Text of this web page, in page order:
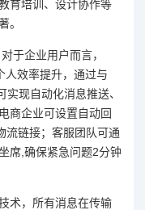
育培训、设计协作等
。
于企业用户而言，
人效率提升，通过与
现自动化消息推送、
商企业可设置自动回
流链接；客服团队可通
席,确保紧急问题2分钟
术，所有消息在传输